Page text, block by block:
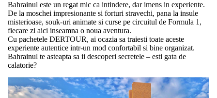
Bahrainul este un regat mic ca intindere, dar imens in experiente.
De la moschei impresionante si forturi stravechi, pana la insule
misterioase, souk-uri animate si curse pe circuitul de Formula 1,
fiecare zi aici inseamna o noua aventura.
Cu pachetele DERTOUR, ai ocazia sa traiesti toate aceste
experiente autentice intr-un mod confortabil si bine organizat.
Bahrainul te asteapta sa ii descoperi secretele – esti gata de
calatorie?